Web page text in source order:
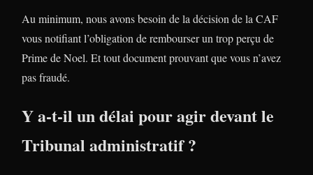
Au minimum, nous avons besoin de la décision de la CAF
vous notifiant l’obligation de rembourser un trop perçu de
Prime de Noel. Et tout document prouvant que vous n’avez
pas fraudé.
Y a-t-il un délai pour agir devant le
Tribunal administratif ?